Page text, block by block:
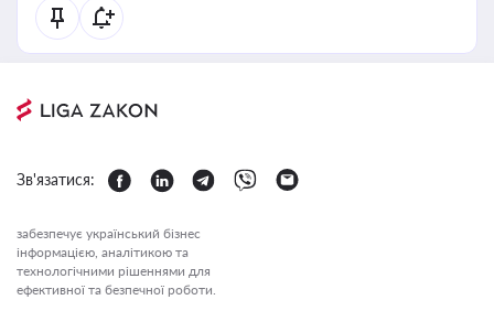
Зв'язатися:
забезпечує український бізнес
інформацією, аналітикою та
технологічними рішеннями для
ефективної та безпечної роботи.